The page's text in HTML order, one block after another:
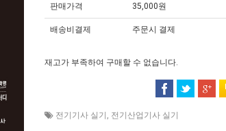
판매가격 35,000원
배송비결제 주문시 결제
재고가 부족하여 구매할 수 없습니다.
전기기사 실기 전기산업기사 실기